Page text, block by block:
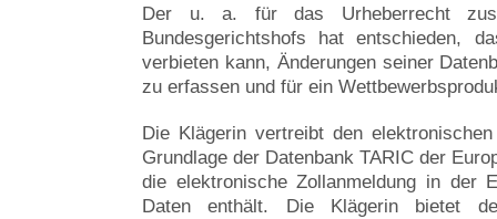
Der u. a. für das Urheberrecht
Bundesgerichtshofs hat entschieden,
verbieten kann, Änderungen seiner
zu erfassen und für ein
Die Klägerin vertreibt den
Grundlage der Datenbank TARIC der
die elektronische Zollanmeldung in der
Daten enthält. Die Klägerin bietet